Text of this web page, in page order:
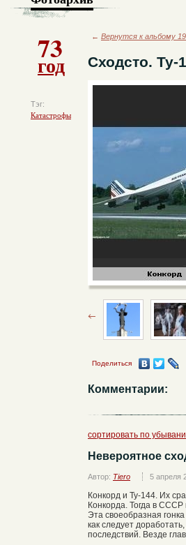
73
год
Тэг:
Катастрофы
← Вернутся к альбому
Сходсто. Ту-
Поделиться
Комментарии:
сортировать по
Невероятное
Автор: Tiero 5 апреля
Конкорд и Ту-144. Их
Конкорда. Тогда в
Эта своеобразная
как следует
последствий. Везде